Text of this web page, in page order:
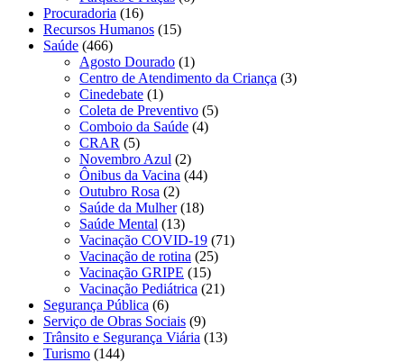
Procuradoria (16)
Recursos Humanos (15)
Saúde (466)
Agosto Dourado (1)
Centro de Atendimento da Criança (3)
Cinedebate (1)
Coleta de Preventivo (5)
Comboio da Saúde (4)
CRAR (5)
Novembro Azul (2)
Ônibus da Vacina (44)
Outubro Rosa (2)
Saúde da Mulher(18)
Saúde Mental (13)
Vacinação COVID-19 (71)
Vacinação de rotina (25)
Vacinação GRIPE (15)
Vacinação Pediátrica (21)
Segurança Pública (6)
Serviço de Obras Sociais (9)
Trânsito e Segurança Viária (13)
Turismo (144)